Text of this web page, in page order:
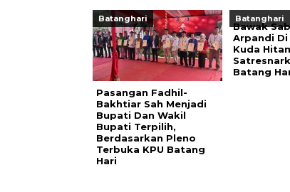
Batanghari
Pasangan Fadhil-
Bakhtiar Sah Menjadi
Bupati Dan Wakil
Bupati Terpilih,
Berdasarkan Pleno
Terbuka KPU Batang
Hari
Batanghari
Bawak
Arpandi
Kuda
Batang